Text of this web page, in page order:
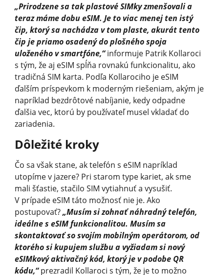
„Prirodzene sa tak plastové SIMky zmenšovali a
teraz máme dobu eSIM. Je to viac menej ten istý
čip, ktorý sa nachádza v tom plaste, akurát tento
čip je priamo osadený do plošného spoja
uloženého v smartfóne,“informuje Patrik Kollaroci
s tým, že aj eSIM spĺňa rovnakú funkcionalitu, ako
tradičná SIM karta. Podľa Kollarociho je eSIM
ďalším príspevkom k moderným riešeniam, akým je
napríklad bezdrôtové nabíjanie, kedy odpadne
ďalšia vec, ktorú by používateľ musel vkladať do
zariadenia.
Dôležité kroky
Čo sa však stane, ak telefón s eSIM napríklad
utopíme v jazere? Pri starom type kariet, ak sme
mali šťastie, stačilo SIM vytiahnuť a vysušiť.
V prípade eSIM táto možnosť nie je. Ako
postupovať?„Musím si zohnať náhradný telefón,
ideálne s eSIM funkcionalitou. Musím sa
skontaktovať so svojím mobilným operátorom, od
ktorého si kupujem službu a vyžiadam si nový
eSIMkový aktivačný kód, ktorý je v podobe QR
kódu,“prezradil Kollaroci s tým, že je to možno